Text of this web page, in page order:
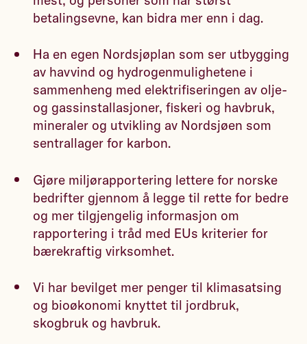
betalingsevne, kan bidra mer enn i dag.
Ha en egen Nordsjøplan som ser utbygging
av havvind og hydrogenmulighetene i
sammenheng med elektrifiseringen av olje-
og gassinstallasjoner, fiskeri og havbruk,
mineraler og utvikling av Nordsjøen som
sentrallager for karbon.
Gjøre miljørapportering lettere for norske
bedrifter gjennom å legge til rette for bedre
og mer tilgjengelig informasjon om
rapportering i tråd med EUs kriterier for
bærekraftig virksomhet.
Vi har bevilget mer penger til klimasatsing
og bioøkonomi knyttet til jordbruk,
skogbruk og havbruk.